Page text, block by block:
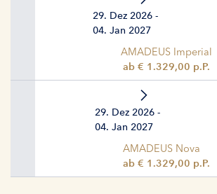
29. Dez 2026 -
04. Jan 2027
AMADEUS Imperial
ab € 1.329,00 p.P.
29. Dez 2026 -
04. Jan 2027
AMADEUS Nova
ab € 1.329,00 p.P.